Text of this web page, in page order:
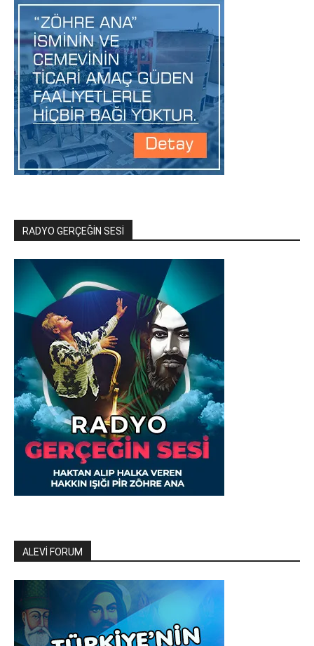
RADYO GERÇEĞİN SESİ
ALEVİ FORUM